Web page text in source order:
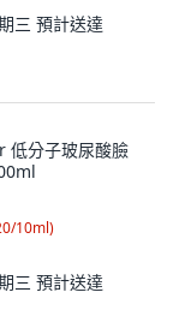
三 預計送達
低分子玻尿酸臉
10ml)
三 預計送達